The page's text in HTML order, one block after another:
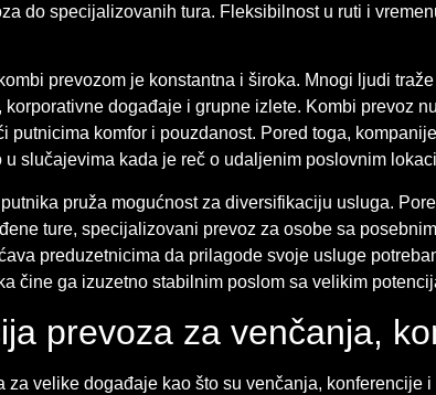
do specijalizovanih tura. Fleksibilnost u ruti i
prevozom je konstantna i široka. Mnogi ljudi
, korporativne događaje i grupne izlete. Kombi prevoz
putnicima komfor i pouzdanost. Pored toga,
slučajevima kada je reč o udaljenim poslovnim
pruža mogućnost za diversifikaciju usluga.
ture, specijalizovani prevoz za osobe sa
preduzetnicima da prilagode svoje usluge
čine ga izuzetno stabilnim poslom sa velikim
prevoza za venčanja,
za velike događaje kao što su venčanja, konferencije